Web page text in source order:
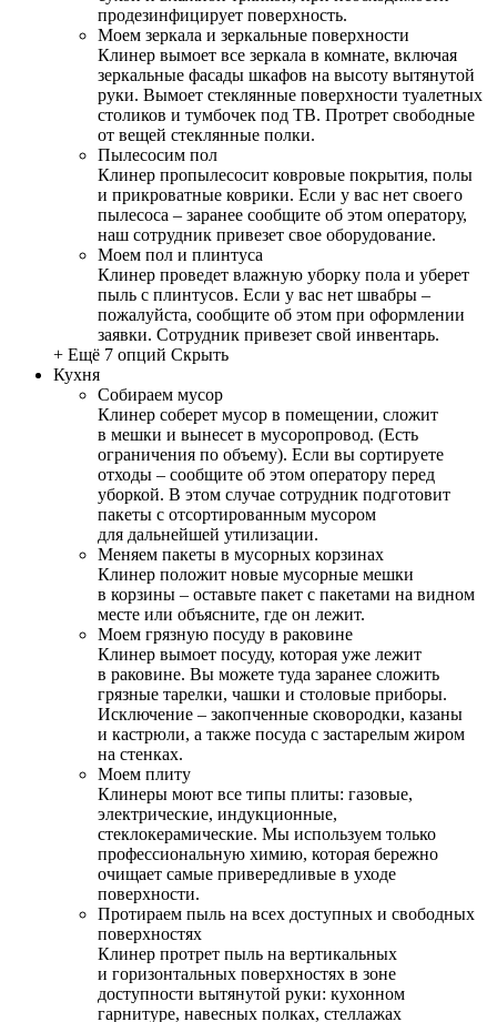
продезинфицирует поверхность.
Моем зеркала и зеркальные поверхности
Клинер вымоет все зеркала в комнате, включая
зеркальные фасады шкафов на высоту вытянутой
руки. Вымоет стеклянные поверхности туалетных
столиков и тумбочек под ТВ. Протрет свободные
от вещей стеклянные полки.
Пылесосим пол
Клинер пропылесосит ковровые покрытия, полы
и прикроватные коврики. Если у вас нет своего
пылесоса – заранее сообщите об этом оператору,
наш сотрудник привезет свое оборудование.
Моем пол и плинтуса
Клинер проведет влажную уборку пола и уберет
пыль с плинтусов. Если у вас нет швабры –
пожалуйста, сообщите об этом при оформлении
заявки. Сотрудник привезет свой инвентарь.
+ Ещё 7 опций Скрыть
Кухня
Собираем мусор
Клинер соберет мусор в помещении, сложит
в мешки и вынесет в мусоропровод. (Есть
ограничения по объему). Если вы сортируете
отходы – сообщите об этом оператору перед
уборкой. В этом случае сотрудник подготовит
пакеты с отсортированным мусором
для дальнейшей утилизации.
Меняем пакеты в мусорных корзинах
Клинер положит новые мусорные мешки
в корзины – оставьте пакет с пакетами на видном
месте или объясните, где он лежит.
Моем грязную посуду в раковине
Клинер вымоет посуду, которая уже лежит
в раковине. Вы можете туда заранее сложить
грязные тарелки, чашки и столовые приборы.
Исключение – закопченные сковородки, казаны
и кастрюли, а также посуда с застарелым жиром
на стенках.
Моем плиту
Клинеры моют все типы плиты: газовые,
электрические, индукционные,
стеклокерамические. Мы используем только
профессиональную химию, которая бережно
очищает самые привередливые в уходе
поверхности.
Протираем пыль на всех доступных и свободных
поверхностях
Клинер протрет пыль на вертикальных
и горизонтальных поверхностях в зоне
доступности вытянутой руки: кухонном
гарнитуре, навесных полках, стеллажах